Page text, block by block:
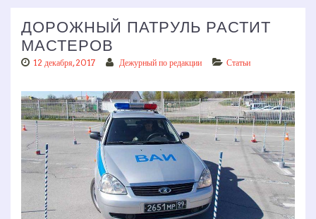
ДОРОЖНЫЙ ПАТРУЛЬ РАСТИТ
МАСТЕРОВ
12 декабря, 2017 Дежурный по редакции Статьи